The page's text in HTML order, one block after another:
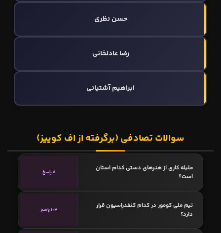
حسن نظری
رضا عادلخانی
ابراهیم آشتیانی
سوالات تصادفی (برگرفته از اف کوییز)
ملیله کاری از هنرهای دستی کدام استان
است؟
8 پاسخ
تیم ملی کومور در کدام کنفدراسیون قرار
دارد؟
108 پاسخ